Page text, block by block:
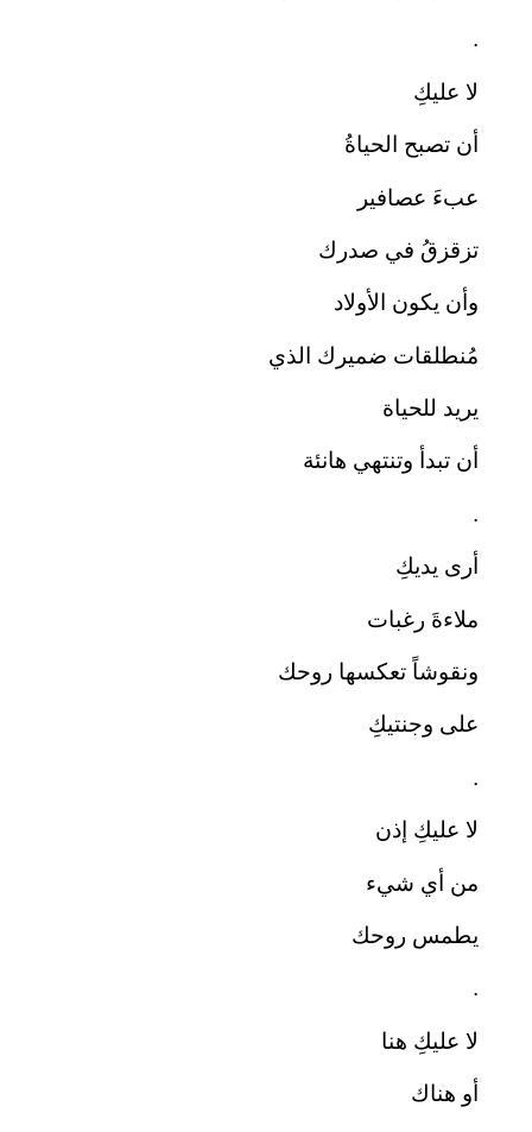
.
لا عليكِ
أن تصبح الحياةُ
عبءَ عصافير
تزقزقُ في صدرك
وأن يكون الأولاد
مُنطلقات ضميرك الذي
يريد للحياة
أن تبدأ وتنتهي هانئة
.
أرى يديكِ
ملاءةَ رغبات
ونقوشاً تعكسها روحك
على وجنتيكِ
.
لا عليكِ إذن
من أي شيء
يطمس روحك
.
لا عليكِ هنا
أو هناك